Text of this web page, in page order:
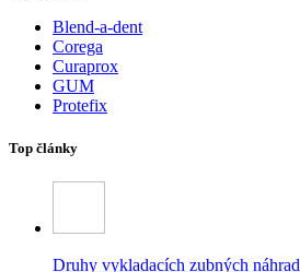
Blend-a-dent
Corega
Curaprox
GUM
Protefix
Top články
Druhy vykladacích zubných náhrad